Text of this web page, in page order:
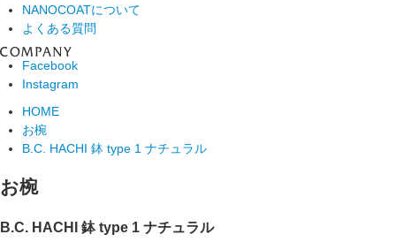
NANOCOATについて
よくある質問
Facebook
Instagram
HOME
お椀
B.C. HACHI 鉢 type 1 ナチュラル
お椀
B.C. HACHI 鉢 type 1 ナチュラル